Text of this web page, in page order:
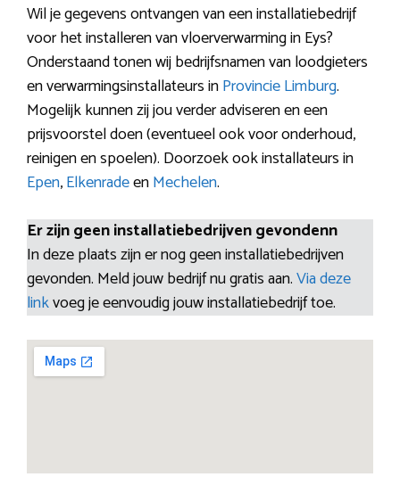
Wil je gegevens ontvangen van een installatiebedrijf
voor het installeren van vloerverwarming in Eys?
Onderstaand tonen wij bedrijfsnamen van loodgieters
en verwarmingsinstallateurs inProvincie Limburg.
Mogelijk kunnen zij jou verder adviseren en een
prijsvoorstel doen (eventueel ook voor onderhoud,
reinigen en spoelen). Doorzoek ook installateurs in
Epen,ElkenradeenMechelen.
Er zijn geen installatiebedrijven gevondenn
In deze plaats zijn er nog geen installatiebedrijven
gevonden. Meld jouw bedrijf nu gratis aan.Via deze
linkvoeg je eenvoudig jouw installatiebedrijf toe.